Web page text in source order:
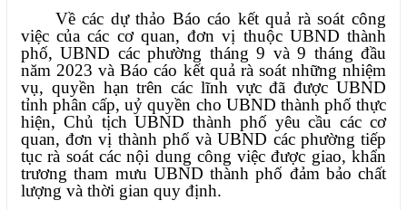
Về các dự thảo Báo cáo kết quả rà soát công
việc của các cơ quan, đơn vị thuộc UBND thành
phố, UBND các phường tháng 9 và 9 tháng đầu
năm 2023 và Báo cáo kết quả rà soát những nhiệm
vụ, quyền hạn trên các lĩnh vực đã được UBND
tỉnh phân cấp, uỷ quyền cho UBND thành phố thực
hiện, Chủ tịch UBND thành phố yêu cầu các cơ
quan, đơn vị thành phố và UBND các phường tiếp
tục rà soát các nội dung công việc được giao, khẩn
trương tham mưu UBND thành phố đảm bảo chất
lượng và thời gian quy định.